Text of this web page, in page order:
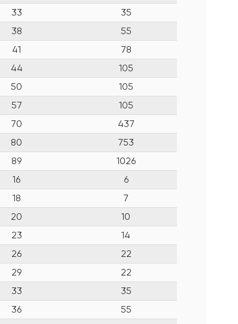
33
35
38
55
41
78
44
105
50
105
57
105
70
437
80
753
89
1026
16
6
18
7
20
10
23
14
26
22
29
22
33
35
36
55